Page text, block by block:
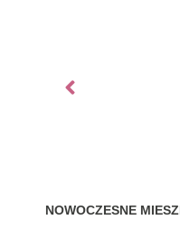
NOWOCZESNE